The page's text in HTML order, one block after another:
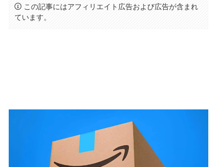
この記事にはアフィリエイト広告および広告が含まれ
ています。